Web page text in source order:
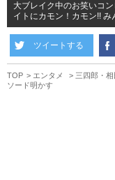
大ブレイク中のお笑いコ
イトにカモン！カモン!! み
ツイートする
TOP エンタメ
三四郎・
ソード明かす